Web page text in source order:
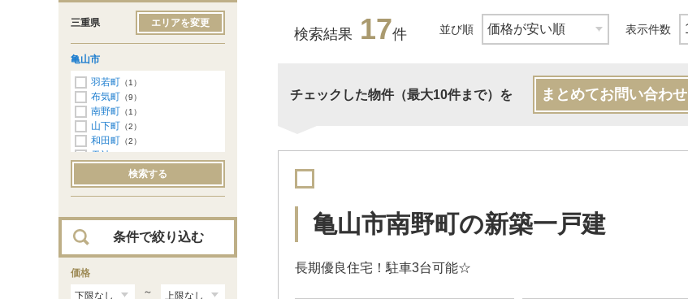
検索結果 17件 並び順 表示件数
チェックした物件（最大10件まで）を まとめてお問い合わせ
亀山市南野町の新築一戸建
長期優良住宅！駐車3台可能☆
三重県 エリアを変更
亀山市
羽若町 （1）
布気町 （9）
南野町 （1）
山下町 （2）
和田町 （2）
天神
検索する
条件で絞り込む
価格
～